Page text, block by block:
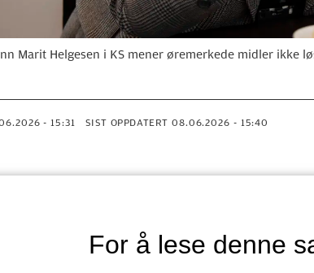
Marit Helgesen i KS mener øremerkede midler
- 15:31 SIST OPPDATERT 08.06.2026 - 15:40
For å lese denne